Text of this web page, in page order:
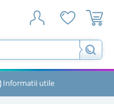
Informatii utile